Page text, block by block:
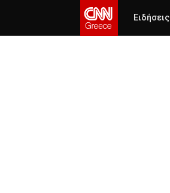
Ειδήσεις